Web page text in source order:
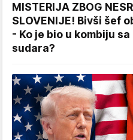
MISTERIJA ZBOG
SLOVENIJE! Bivši šef
- Ko je bio u kombiju
sudara?